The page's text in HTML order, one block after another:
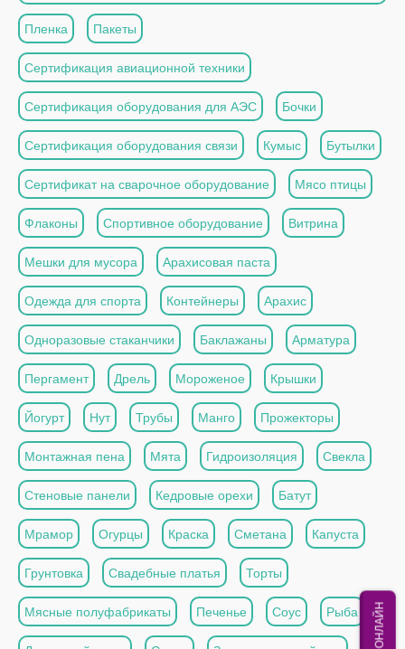
Пленка Пакеты
Сертификация авиационной техники
Сертификация оборудования для АЭС Бочки
Сертификация оборудования связи Кумыс Бутылки
Сертификат на сварочное оборудование Мясо птицы
Флаконы Спортивное оборудование Витрина
Мешки для мусора Арахисовая паста
Одежда для спорта Контейнеры Арахис
Одноразовые стаканчики Баклажаны Арматура
Пергамент Дрель Мороженое Крышки
Йогурт Нут Трубы Манго Прожекторы
Монтажная пена Мята Гидроизоляция Свекла
Стеновые панели Кедровые орехи Батут
Мрамор Огурцы Краска Сметана Капуста
Грунтовка Свадебные платья Торты
Мясные полуфабрикаты Печенье Соус Рыба